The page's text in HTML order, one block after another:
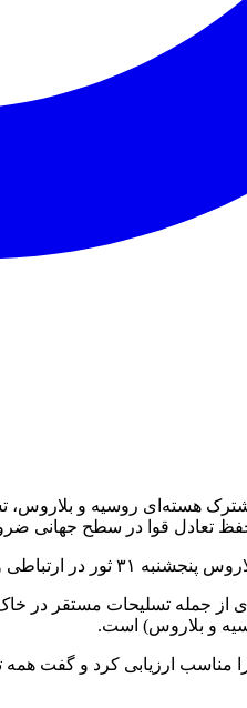
هسته‌ای روسیه و بلاروس،
تاکتیکی دو کشور را برگزار کردند.
از جمله تسلیحات مستقر
و بلاروس) است.
ارزیابی کرد و گفت همه